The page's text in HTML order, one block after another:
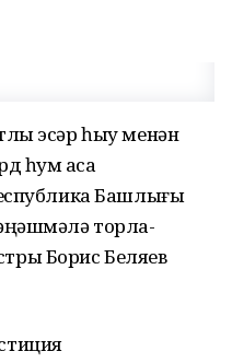
эсәр һыу менән
һум аҡса
Башлығы
торлаҡ-
Борис Беляев